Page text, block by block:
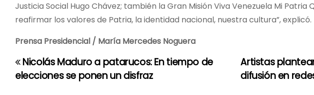
Justicia Social Hugo Chávez; también la Gran Misión Viva Venezuela Mi Patria
reafirmar los valores de Patria, la identidad nacional, nuestra cultura”, explicó.
Prensa Presidencial / María Mercedes Noguera
N
Artistas
difusión en
Nicolás Maduro a patarucos: En tiempo de
elecciones se ponen un disfraz